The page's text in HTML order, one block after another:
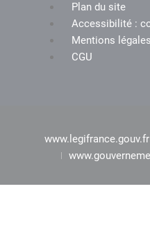
Plan du site
Accessibilité :
Mentions légales
CGU
www.legifrance.gouv.fr